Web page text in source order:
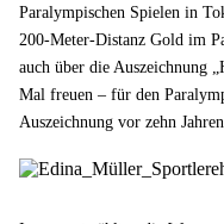
Paralympischen Spielen in
200-Meter-Distanz Gold im
auch über die Auszeichnung
Mal freuen – für den
Auszeichnung vor zehn